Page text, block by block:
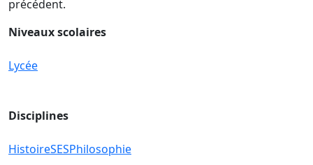
précédent.
Niveaux scolaires
Lycée
Disciplines
HistoireSESPhilosophie